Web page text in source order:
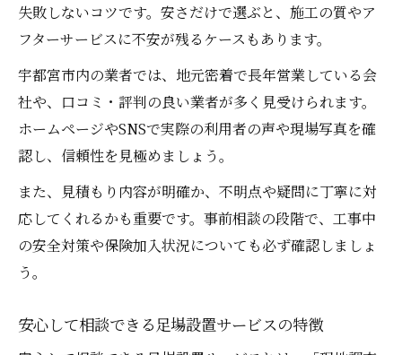
現地調査が安全な足場設置に欠かせない理
由
足場組み立ての見積もり精度を高めるポイ
ント
スムーズな工事進行を実現する現地調査の
流れ
現地調査から施工までの足場設置スケジュ
ール
足場設置と業者選びで失敗しないための秘訣
見積もりや相談がしやすい足場設置業者の
失敗しないコツです。安さだけで選ぶと、施工の質やア
フターサービスに不安が残るケースもあります。
宇都宮市内の業者では、地元密着で長年営業している会
社や、口コミ・評判の良い業者が多く見受けられます。
ホームページやSNSで実際の利用者の声や現場写真を確
認し、信頼性を見極めましょう。
また、見積もり内容が明確か、不明点や疑問に丁寧に対
応してくれるかも重要です。事前相談の段階で、工事中
の安全対策や保険加入状況についても必ず確認しましょ
う。
安心して相談できる足場設置サービスの特徴